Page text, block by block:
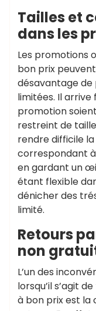
Tailles et
dans les
Les promotions
bon prix
désavantage de
limitées. Il
promotion
restreint de
rendre difficile
correspondant
en gardant un
étant flexible
dénicher des
limité.
Retours
non
L’un des
lorsqu’il s’agit
à bon prix est la